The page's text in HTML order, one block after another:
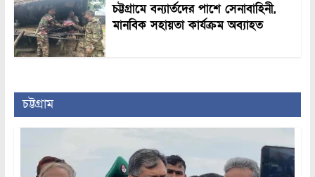
চট্টগ্রামে বন্যার্তদের পাশে সেনাবাহিনী,
মানবিক সহায়তা কার্যক্রম অব্যাহত
চট্টগ্রাম